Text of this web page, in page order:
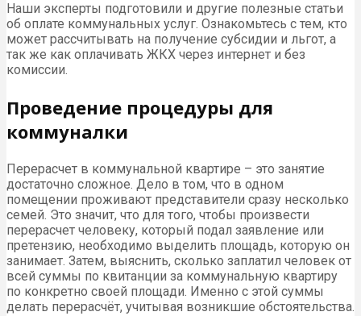
Наши эксперты подготовили и другие полезные статьи
об оплате коммунальных услуг. Ознакомьтесь с тем, кто
может рассчитывать на получение субсидии и льгот, а
так же как оплачивать ЖКХ через интернет и без
комиссии.
Проведение процедуры для
коммуналки
Перерасчет в коммунальной квартире – это занятие
достаточно сложное. Дело в том, что в одном
помещении проживают представители сразу несколько
семей. Это значит, что для того, чтобы произвести
перерасчет человеку, который подал заявление или
претензию, необходимо выделить площадь, которую он
занимает. Затем, выяснить, сколько заплатил человек от
всей суммы по квитанции за коммунальную квартиру
по конкретно своей площади. Именно с этой суммы
делать перерасчёт, учитывая возникшие обстоятельства.